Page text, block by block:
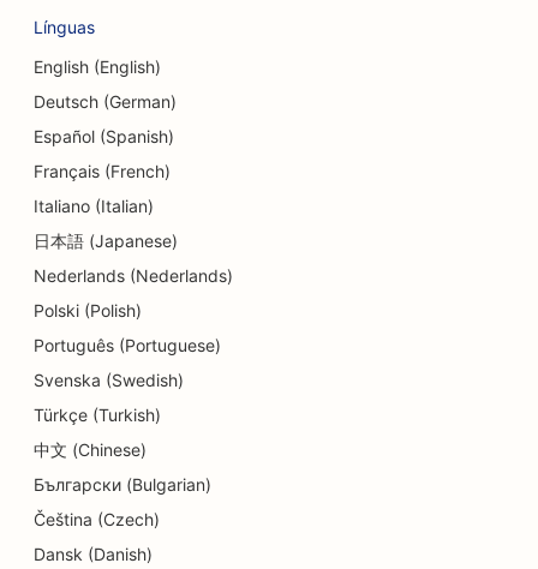
SEO para estúdios de dança
SEO para serviços de aconselhamento de dívidas
SEO para clínicas odontológicas
SEO para clientes
SEO para serviços de dermoabrasão
SEO para lojas de detalhes
SEO para lojas de donuts
infantis
SEO para lavanderias
Línguas
English (English)
Deutsch (German)
Español (Spanish)
Français (French)
Italiano (Italian)
日本語 (Japanese)
Nederlands (Nederlands)
Polski (Polish)
Português (Portuguese)
Svenska (Swedish)
Türkçe (Turkish)
中文 (Chinese)
Български (Bulgarian)
Čeština (Czech)
Dansk (Danish)